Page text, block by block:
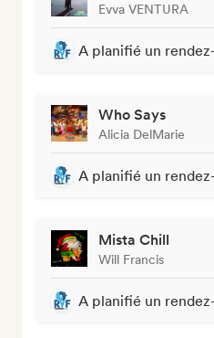
Evva VENTURA
A planifié un
Who Says
Alicia DelMarie
A planifié un
Mista Chill
Will Francis
A planifié un